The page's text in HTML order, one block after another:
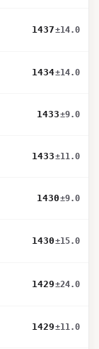
1437±14.0
1434±14.0
1433±9.0
1433±11.0
1430±9.0
1430±15.0
1429±24.0
1429±11.0